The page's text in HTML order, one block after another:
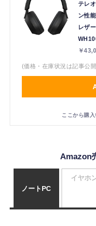
テレ
ン性
レザ
￥
(価格・在庫状況は記事公
Amazon
ノートPC
イヤホ